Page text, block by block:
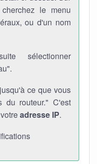
le menu
ou d'un nom
sélectionner
ce que vous
du routeur." C'est
adresse IP.